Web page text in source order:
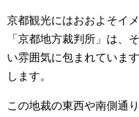
京都観光にはおおよそイ
「京都地方裁判所」は、
い雰囲気に包まれていま
します。
この地裁の東西や南側通